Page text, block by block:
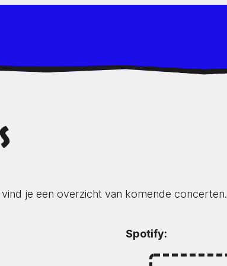
je een overzicht van komende concerten.
Spotify: